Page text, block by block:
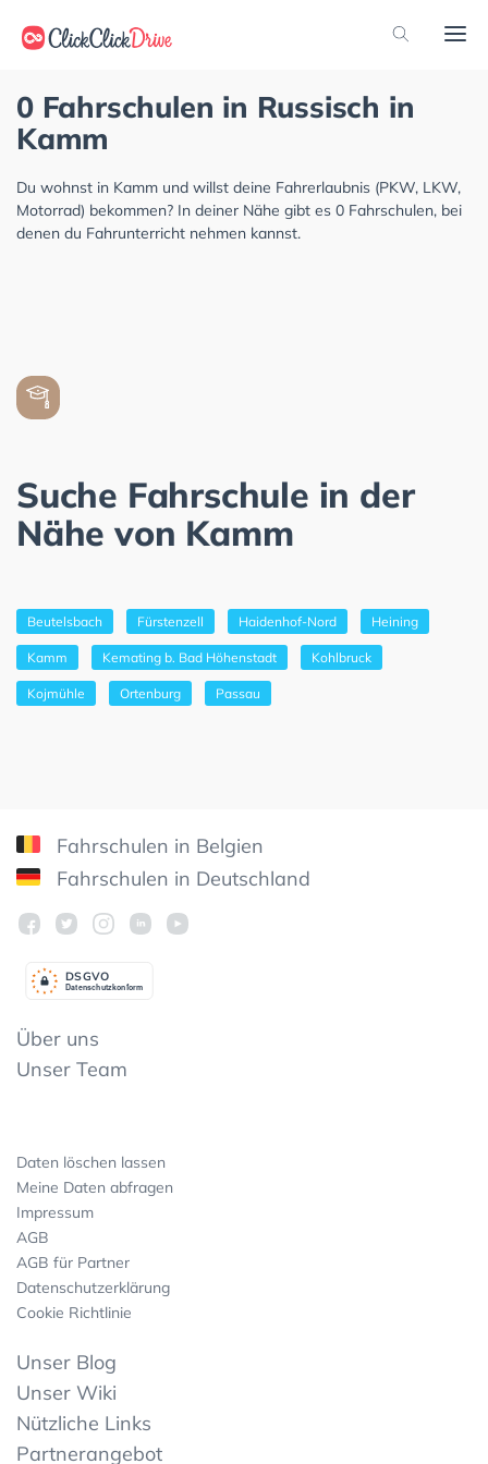
0 Fahrschulen in Russisch in
Kamm
Du wohnst in Kamm und willst deine Fahrerlaubnis (PKW, LKW,
Motorrad) bekommen? In deiner Nähe gibt es 0 Fahrschulen, bei
denen du Fahrunterricht nehmen kannst.
Suche Fahrschule in der
Nähe von Kamm
Beutelsbach Fürstenzell Haidenhof-Nord Heining
Kamm Kemating b. Bad Höhenstadt Kohlbruck
Kojmühle Ortenburg Passau
Fahrschulen in Belgien
Fahrschulen in Deutschland
Datenschutzkonform
DSGVO
Über uns
Unser Team
Daten löschen lassen
Meine Daten abfragen
Impressum
AGB
AGB für Partner
Datenschutzerklärung
Cookie Richtlinie
Unser Blog
Unser Wiki
Nützliche Links
Partnerangebot